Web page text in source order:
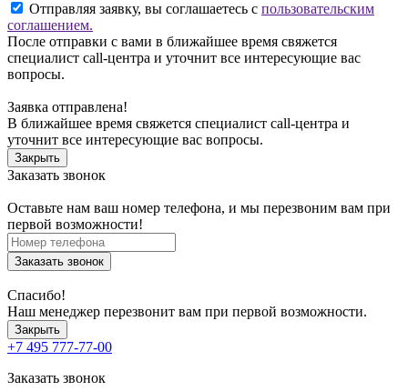
Отправляя заявку, вы соглашаетесь с пользовательским
соглашением.
После отправки с вами в ближайшее время свяжется
специалист call-центра и уточнит все интересующие вас
вопросы.
Заявка отправлена!
В ближайшее время свяжется специалист call-центра и
уточнит все интересующие вас вопросы.
Закрыть
Заказать звонок
Оставьте нам ваш номер телефона, и мы перезвоним вам при
первой возможности!
Заказать звонок
Спасибо!
Наш менеджер перезвонит вам при первой возможности.
Закрыть
+7 495 777-77-00
Заказать звонок